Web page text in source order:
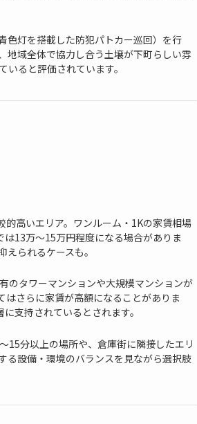
色灯を搭載した防犯パトカー巡回）を行
地域全体で協力し合う土壌が下町らしい雰
ると評価されています。
高いエリア。ワンルーム・1Kの家賃相場
13万～15万円程度になる場合がありま
られるケースも。
のタワーマンションや大規模マンションが
さらに家賃が高額になることがありま
支持されているとされます。
15分以上の場所や、倉庫街に隣接したエリ
る設備・環境のバランスを見ながら選択肢